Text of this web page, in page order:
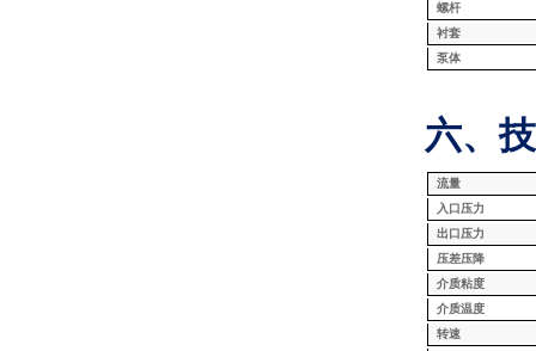
螺杆
衬套
泵体
六、
流量
入口压力
出口压力
压差压降
介质粘度
介质温度
转速